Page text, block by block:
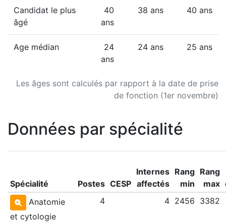
Les âges sont calculés par rapport à la date de prise
de fonction (1er novembre)
Candidat le plus
âgé
40
ans
38 ans 40 ans
Age médian
24
ans
24 ans 25 ans
Données par spécialité
Spécialité Postes CESP
Internes
affectés
Rang
min
Rang
max
Anatomie
et cytologie
4 4 2456 3382